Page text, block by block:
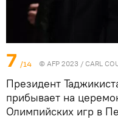
7 /14 © AFP 2023 / CARL
Президент
прибывает на
Олимпийских игр в